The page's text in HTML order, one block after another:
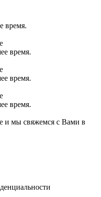
время.
время.
время.
время.
и мы свяжемся с Вами в